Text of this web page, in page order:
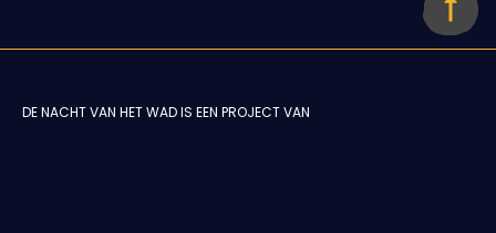
DE NACHT VAN HET WAD IS EEN PROJECT VAN